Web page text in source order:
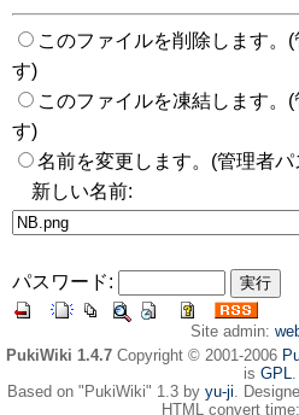
このファイルを削除します。
す)
このファイルを凍結します。
す)
名前を変更します。(管理者
新しい名前:
パスワード:
Site admin:
PukiWiki 1.4.7 Copyright © 2001-2006
is GPL.
Based on "PukiWiki" 1.3 by yu-ji.
HTML convert